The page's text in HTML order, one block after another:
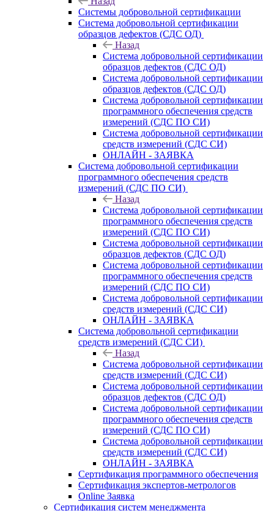
Системы добровольной сертификации
Система добровольной сертификации
образцов дефектов (СДС ОД)
Назад
Система добровольной сертификации
образцов дефектов (СДС ОД)
Система добровольной сертификации
образцов дефектов (СДС ОД)
Система добровольной сертификации
программного обеспечения средств
измерений (СДС ПО СИ)
Система добровольной сертификации
средств измерений (СДС СИ)
ОНЛАЙН - ЗАЯВКА
Система добровольной сертификации
программного обеспечения средств
измерений (СДС ПО СИ)
Назад
Система добровольной сертификации
программного обеспечения средств
измерений (СДС ПО СИ)
Система добровольной сертификации
образцов дефектов (СДС ОД)
Система добровольной сертификации
программного обеспечения средств
измерений (СДС ПО СИ)
Система добровольной сертификации
средств измерений (СДС СИ)
ОНЛАЙН - ЗАЯВКА
Система добровольной сертификации
средств измерений (СДС СИ)
Назад
Система добровольной сертификации
средств измерений (СДС СИ)
Система добровольной сертификации
образцов дефектов (СДС ОД)
Система добровольной сертификации
программного обеспечения средств
измерений (СДС ПО СИ)
Система добровольной сертификации
средств измерений (СДС СИ)
ОНЛАЙН - ЗАЯВКА
Сертификация программного обеспечения
Сертификация экспертов-метрологов
Online Заявка
Сертификация систем менеджмента